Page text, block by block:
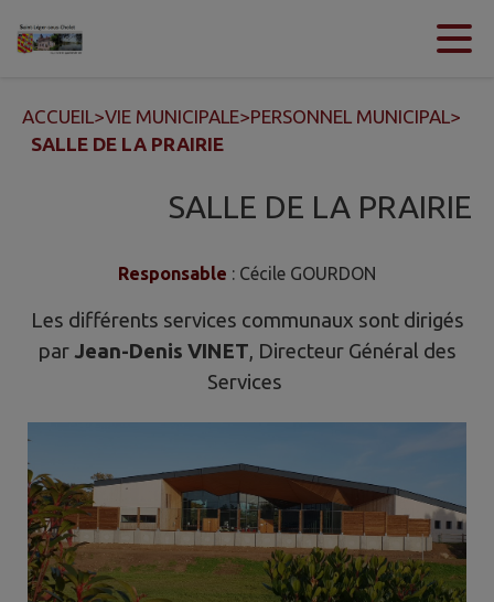
Contenu
ACCUEIL>VIE MUNICIPALE>PERSONNEL MUNICIPAL>
SALLE DE LA PRAIRIE
SALLE DE LA PRAIRIE
Responsable : Cécile GOURDON
Les différents services communaux sont dirigés
parJean-Denis VINET, Directeur Général des
Services